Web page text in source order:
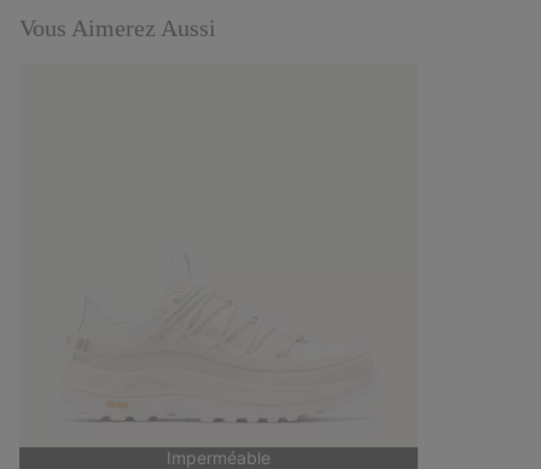
Vous Aimerez Aussi
Imperméable